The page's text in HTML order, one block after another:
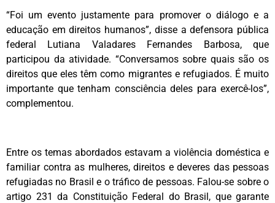
“Foi um evento justamente para promover o diálogo e a
educação em direitos humanos”, disse a defensora pública
federal Lutiana Valadares Fernandes Barbosa, que
participou da atividade. “Conversamos sobre quais são os
direitos que eles têm como migrantes e refugiados. É muito
importante que tenham consciência deles para exercê-los”,
complementou.
Entre os temas abordados estavam a violência doméstica e
familiar contra as mulheres, direitos e deveres das pessoas
refugiadas no Brasil e o tráfico de pessoas. Falou-se sobre o
artigo 231 da Constituição Federal do Brasil, que garante